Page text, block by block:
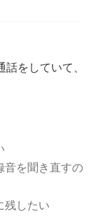
をしていて、
音を聞き直すの
残したい